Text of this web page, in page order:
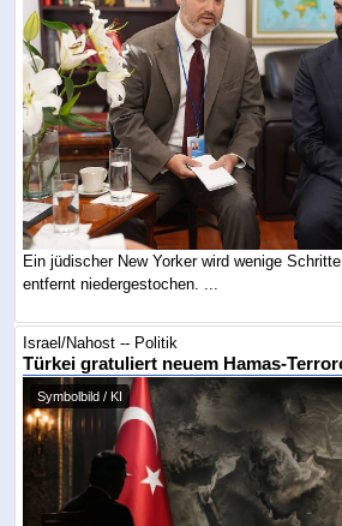
Ein jüdischer New Yorker wird wenige
entfernt niedergestochen. ...
Israel/Nahost -- Politik
Türkei gratuliert neuem Hamas-
Symbolbild / KI